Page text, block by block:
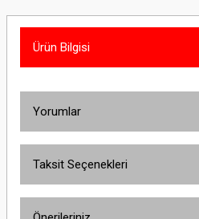
Ürün Bilgisi
Yorumlar
Taksit Seçenekleri